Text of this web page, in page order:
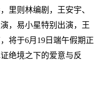
里则林编剧，王安宇、
，易小星特别出演，王
将于6月19日端午假期正
绝境之下的爱意与反